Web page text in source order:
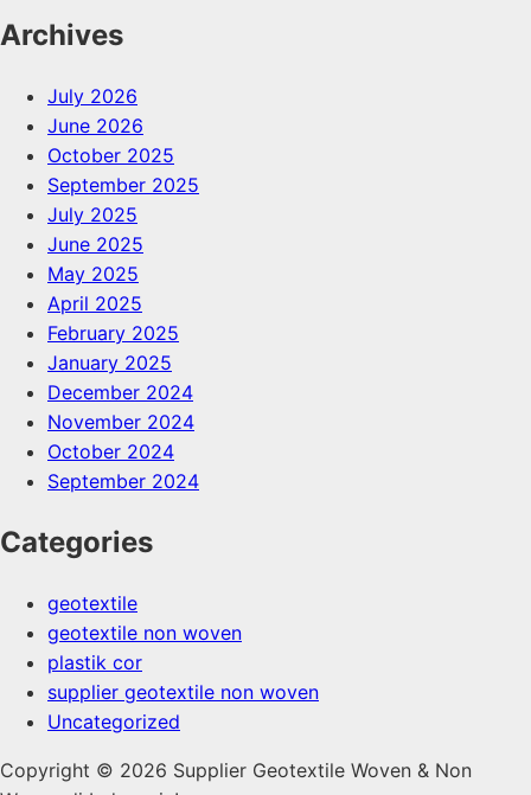
Archives
July 2026
June 2026
October 2025
September 2025
July 2025
June 2025
May 2025
April 2025
February 2025
January 2025
December 2024
November 2024
October 2024
September 2024
Categories
geotextile
geotextile non woven
plastik cor
supplier geotextile non woven
Uncategorized
Copyright © 2026 Supplier Geotextile Woven & Non